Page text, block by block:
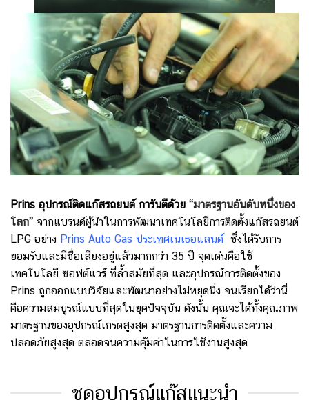
Prins อุปกรณ์ติดแก๊สรถยนต์ การันตีด้วย “มาตรฐานอันดับหนึ่งของ
โลก” จากแบรนด์ผู้นำในการพัฒนาเทคโนโลยีการติดตั้งแก๊สรถยนต์
LPG อย่าง Prins Auto Gas ประเทศเนเธอแลนด์ ซึ่งได้รับการ
ยอมรับและมีชื่อเสียงอยู่แล้วมากกว่า 35 ปี จุดเด่นคือใช้
เทคโนโลยี ซอฟต์แวร์ ที่ล้ำสมัยที่สุด และอุปกรณ์การติดตั้งของ
Prins ถูกออกแบบวิจัยและพัฒนาอย่างไม่หยุดนิ่ง จนเรียกได้ว่านี่
คือความสมบูรณ์แบบที่สุดในยุคปัจจุบัน ดังนั้น คุณจะได้ทั้งคุณภาพ
มาตรฐานของอุปกรณ์เกรดสูงสุด มาตรฐานการติดตั้งและความ
ปลอดภัยสูงสุด ตลอดจนความคุ้มค่าในการใช้งานสูงสุด
ชุดอุปกรณ์แก๊สแนะนำ